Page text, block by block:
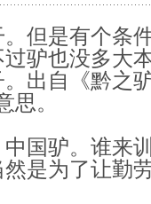
但是有个条
驴也没多大
出自《黔之
思。
国驴。谁来
是为了让勤